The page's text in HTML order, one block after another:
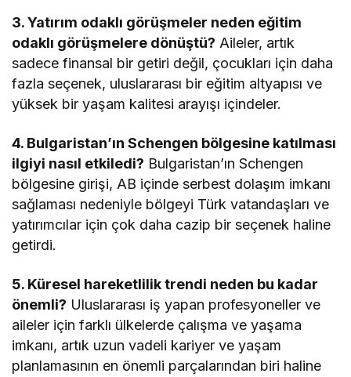
3. Yatırım odaklı görüşmeler neden eğitim
odaklı görüşmelere dönüştü? Aileler, artık
sadece finansal bir getiri değil, çocukları için daha
fazla seçenek, uluslararası bir eğitim altyapısı ve
yüksek bir yaşam kalitesi arayışı içindeler.
4. Bulgaristan’ın Schengen bölgesine katılması
ilgiyi nasıl etkiledi? Bulgaristan’ın Schengen
bölgesine girişi, AB içinde serbest dolaşım imkanı
sağlaması nedeniyle bölgeyi Türk vatandaşları ve
yatırımcılar için çok daha cazip bir seçenek haline
getirdi.
5. Küresel hareketlilik trendi neden bu kadar
önemli? Uluslararası iş yapan profesyoneller ve
aileler için farklı ülkelerde çalışma ve yaşama
imkanı, artık uzun vadeli kariyer ve yaşam
planlamasının en önemli parçalarından biri haline